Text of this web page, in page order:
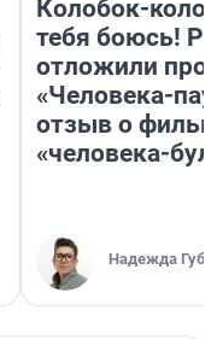
Колобок-
тебя боюсь!
отложили
«Человека-
отзыв о
«человека-
Надежда